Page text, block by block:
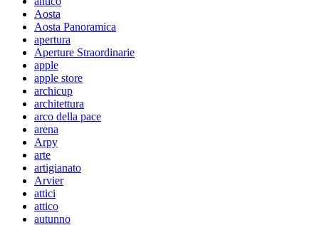
Aosta
Aosta Panoramica
apertura
Aperture Straordinarie
apple
apple store
archicup
architettura
arco della pace
arena
Arpy
arte
artigianato
Arvier
attici
attico
autunno